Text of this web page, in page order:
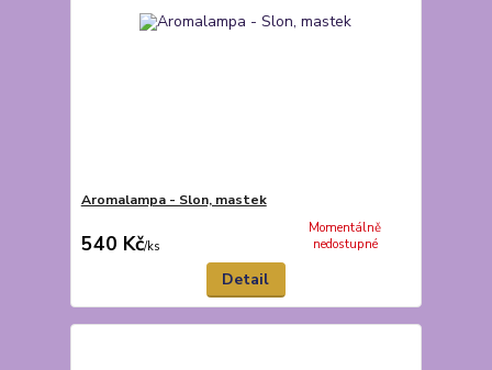
Aromalampa - Slon, mastek
540 Kč/ks
Momentálně
nedostupné
Detail